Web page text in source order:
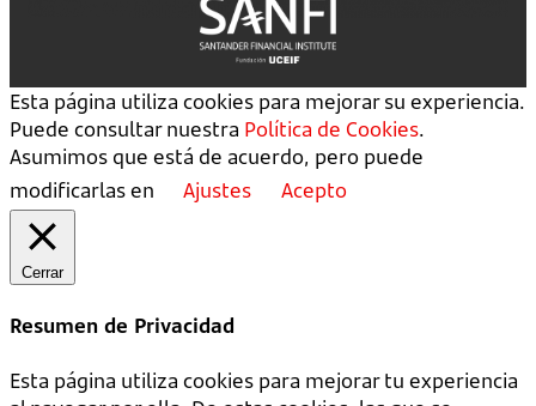
Esta página utiliza cookies para mejorar su experiencia.
Puede consultar nuestra Política de Cookies.
Asumimos que está de acuerdo, pero puede
modificarlas en
Ajustes Acepto
Cerrar
Resumen de Privacidad
Esta página utiliza cookies para mejorar tu experiencia